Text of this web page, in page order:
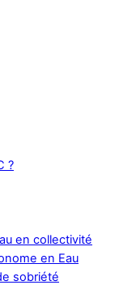
?
en collectivité
en Eau
sobriété